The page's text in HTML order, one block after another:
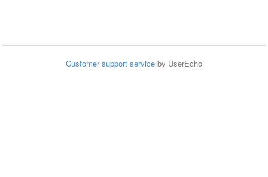
Customer support service by UserEcho